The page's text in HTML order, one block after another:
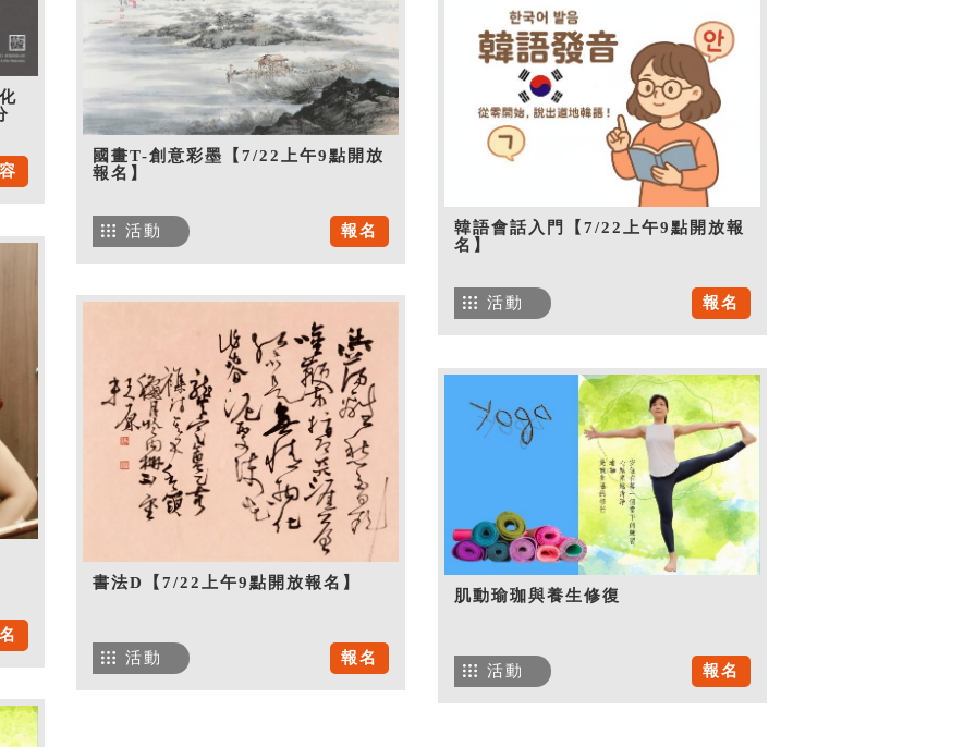
國畫T-創意彩墨【7/22上午9點開放
報名】
報名
活動
韓語會話入門【7/22上午9點開放報
名】
報名
活動
書法D【7/22上午9點開放報名】
報名
活動
肌動瑜珈與養生修復
報名
活動